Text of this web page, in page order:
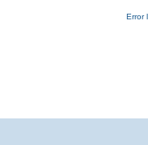
Error